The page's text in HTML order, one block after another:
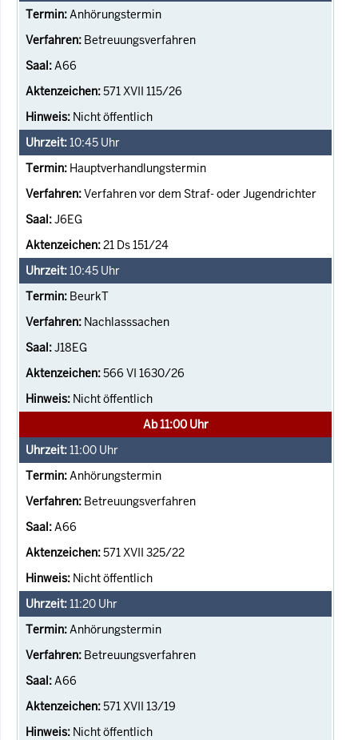
Anhörungstermin
Betreuungsverfahren
A66
571 XVII 115/26
Nicht öffentlich
10:45 Uhr
Hauptverhandlungstermin
Verfahren vor dem Straf- oder Jugendrichter
J6EG
21 Ds 151/24
10:45 Uhr
BeurkT
Nachlasssachen
J18EG
566 VI 1630/26
Nicht öffentlich
Ab 11:00 Uhr
11:00 Uhr
Anhörungstermin
Betreuungsverfahren
A66
571 XVII 325/22
Nicht öffentlich
11:20 Uhr
Anhörungstermin
Betreuungsverfahren
A66
571 XVII 13/19
Nicht öffentlich